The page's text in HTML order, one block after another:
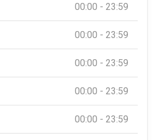
00:00 - 23:59
00:00 - 23:59
00:00 - 23:59
00:00 - 23:59
00:00 - 23:59